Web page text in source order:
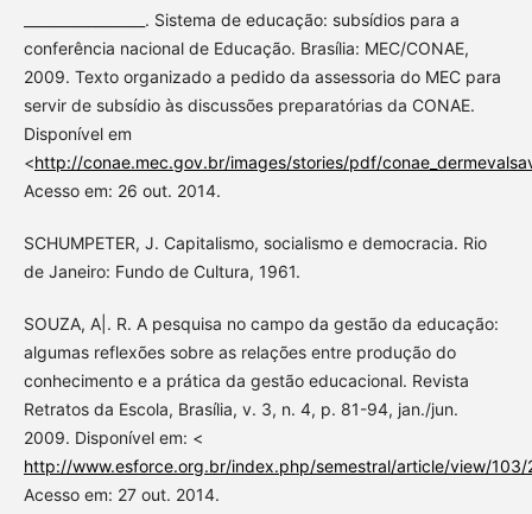
_________________. Sistema de educação: subsídios para a
conferência nacional de Educação. Brasília: MEC/CONAE,
2009. Texto organizado a pedido da assessoria do MEC para
servir de subsídio às discussões preparatórias da CONAE.
Disponível em
<http://conae.mec.gov.br/images/stories/pdf/
Acesso em: 26 out. 2014.
SCHUMPETER, J. Capitalismo, socialismo e democracia. Rio
de Janeiro: Fundo de Cultura, 1961.
SOUZA, A|. R. A pesquisa no campo da gestão da educação:
algumas reflexões sobre as relações entre produção do
conhecimento e a prática da gestão educacional. Revista
Retratos da Escola, Brasília, v. 3, n. 4, p. 81-94, jan./jun.
2009. Disponível em: <
http://www.esforce.org.br/index.php/semestral/article/view/103/
Acesso em: 27 out. 2014.